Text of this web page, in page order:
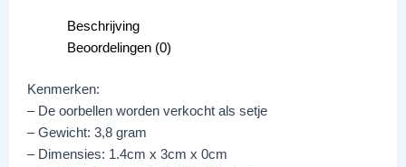
Beschrijving
Beoordelingen (0)
Kenmerken:
– De oorbellen worden verkocht als setje
– Gewicht: 3,8 gram
– Dimensies: 1.4cm x 3cm x 0cm